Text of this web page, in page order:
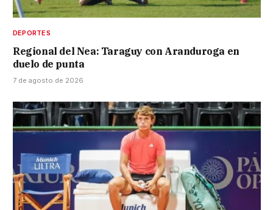
DEPORTES
Regional del Nea: Taraguy con Aranduroga en
duelo de punta
7 de agosto de 2026